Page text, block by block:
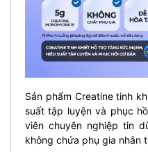
Sản phẩm Creatine tinh
suất tập luyện và phục
viên chuyên nghiệp tin
không chứa phụ gia nhân